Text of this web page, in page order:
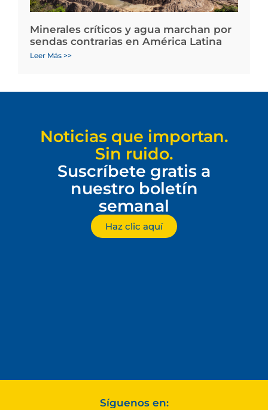
Minerales críticos y agua marchan por
sendas contrarias en América Latina
Leer Más >>
Noticias que importan.
Sin ruido.
Suscríbete gratis a
nuestro boletín
semanal
Haz clic aquí
Síguenos en: